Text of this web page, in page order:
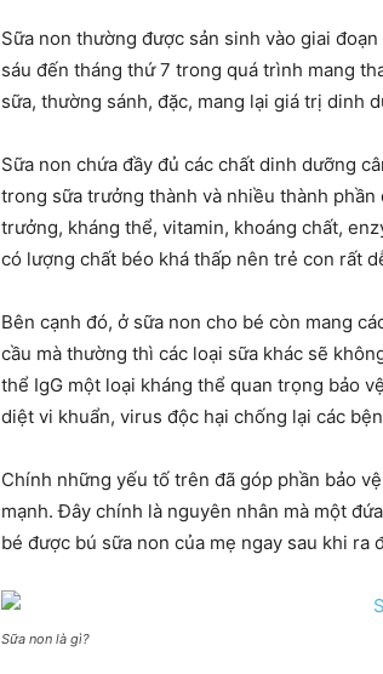
Sữa non thường được sản sinh vào giai
sáu đến tháng thứ 7 trong quá trình mang
sữa, thường sánh, đặc, mang lại giá trị dinh
Sữa non chứa đầy đủ các chất dinh dưỡng
trong sữa trưởng thành và nhiều thành
trưởng, kháng thể, vitamin, khoáng chất,
có lượng chất béo khá thấp nên trẻ con rất
Bên cạnh đó, ở sữa non cho bé còn mang
cầu mà thường thì các loại sữa khác sẽ
thể IgG một loại kháng thể quan trọng bảo
diệt vi khuẩn, virus độc hại chống lại các
Chính những yếu tố trên đã góp phần bảo
mạnh. Đây chính là nguyên nhân mà một
bé được bú sữa non của mẹ ngay sau khi ra
Sữa non là gì?